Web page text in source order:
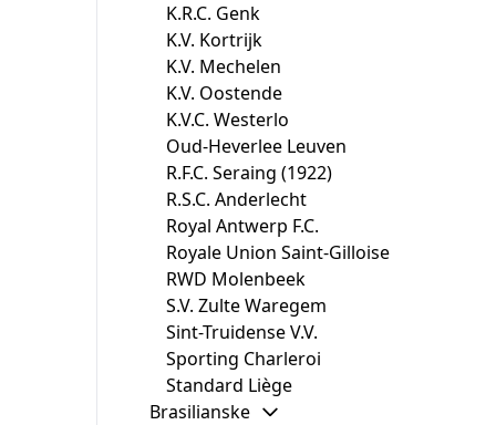
K.R.C. Genk
K.V. Kortrijk
K.V. Mechelen
K.V. Oostende
K.V.C. Westerlo
Oud-Heverlee Leuven
R.F.C. Seraing (1922)
R.S.C. Anderlecht
Royal Antwerp F.C.
Royale Union Saint-Gilloise
RWD Molenbeek
S.V. Zulte Waregem
Sint-Truidense V.V.
Sporting Charleroi
Standard Liège
Brasilianske